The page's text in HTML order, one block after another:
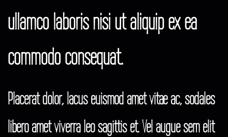
ullamco laboris nisi ut aliquip ex ea
commodo consequat.
Placerat dolor, lacus euismod amet vitae ac, sodales
libero amet viverra leo sagittis et. Vel augue sem elit